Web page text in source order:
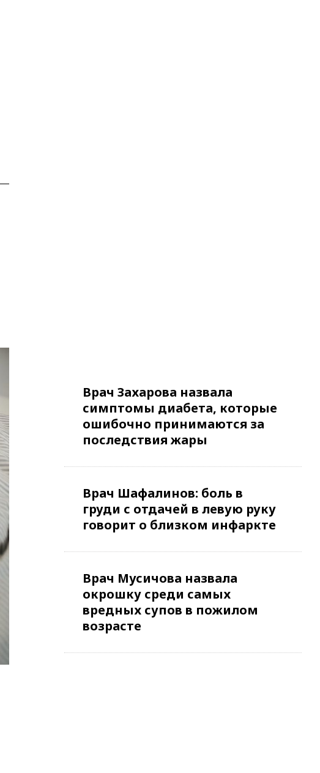
Врач Захарова назвала
симптомы диабета, которые
ошибочно принимаются за
последствия жары
Врач Шафалинов: боль в
груди с отдачей в левую руку
говорит о близком инфаркте
Врач Мусичова назвала
окрошку среди самых
вредных супов в пожилом
возрасте